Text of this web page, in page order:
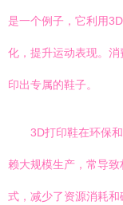
是一个例子，它利用
化，提升运动表现。
印出专属的鞋子。
3D打印鞋在环保
赖大规模生产，常导
式，减少了资源消耗